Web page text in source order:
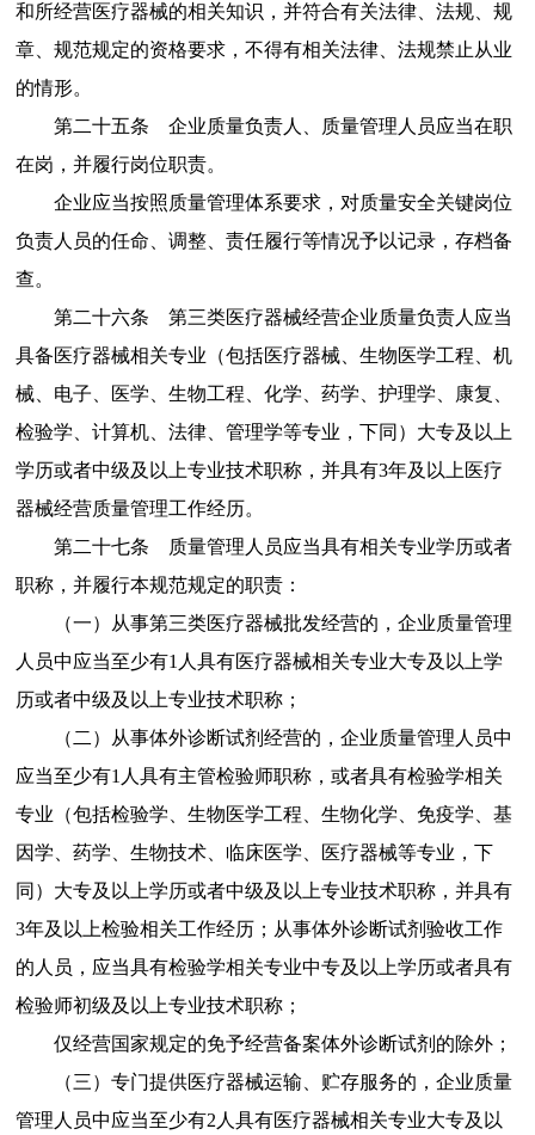
和所经营医疗器械的相关知识 ，并符合有关法律、法规、规
章、规范规定的资格要求，不得有相关法律、法规禁止从业
的情形。
第二十五条 企业质量负责人、质量管理人员应当在职
在岗，并履行岗位职责。
企业应当按照质量管理体系要求，对质量安全关键岗位
负责人员的任命、调整、责任履行等情况予以记录，存档备
查。
第二十六条 第三类医疗器械经营企业质量负责人应当
具备医疗器械相关专业（包括医疗器械、 生物医学工程 、机
械、电子、医学、生物工程、化学、药学、护理学、康复、
检验学、计算机、法律、管理学等专业，下同）大专及以上
学历或者中级及以上专业技术职称，并具有3年及以上医疗
器械经营质量管理工作经历。
第二十七条
质量管理人员应当具有相关专业学历或者
职称，并履行本规范规定的职责：
（一）从事第三类医疗器械批发经营的，企业质量管理
人员中应当至少有1 人具有医疗器械相关专业大专及以上学
历或者中级及以上专业技术职称；
（二）从事体外诊断试剂 经营的，企业质量管理人员中
应当至少有1 人具有主管检验师职称，或者具有检验学相关
专业（包括检验学、生物医学工程、生物化学、免疫学、基
因学、药学、生物技术、临床医学、医疗器械等专业，下
同）大专及以上学历或者中级及以上专业技术职称， 并具有
3年及以上检验相关工作经历；从事体外诊断试剂验收工作
的人员，应当具有检验学相关专业中专及以上学历或者具有
检验师初级及以上专业技术职称；
仅经营国家规定的免予经营备案体外诊断试剂的除外；
（三）专门提供医疗器械运输、贮存服务的，企业质量
管理人员中应当至少有2 人具有医疗器械相关专业大专及以